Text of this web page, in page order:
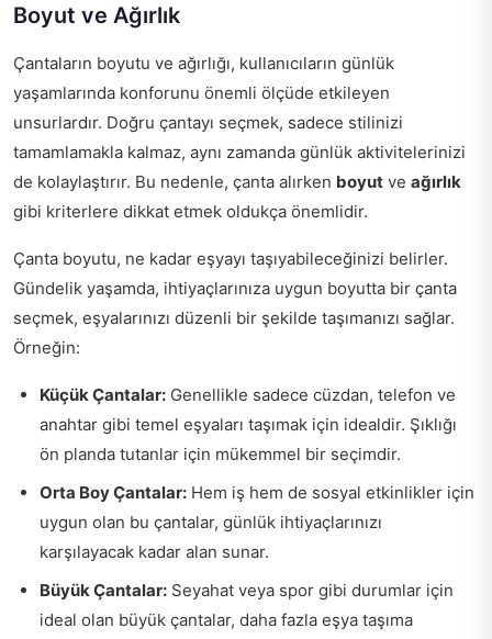
Boyut ve Ağırlık
Çantaların boyutu ve ağırlığı, kullanıcıların günlük
yaşamlarında konforunu önemli ölçüde etkileyen
unsurlardır. Doğru çantayı seçmek, sadece stilinizi
tamamlamakla kalmaz, aynı zamanda günlük aktivitelerinizi
de kolaylaştırır. Bu nedenle, çanta alırken boyut ve ağırlık
gibi kriterlere dikkat etmek oldukça önemlidir.
Çanta boyutu, ne kadar eşyayı taşıyabileceğinizi belirler.
Gündelik yaşamda, ihtiyaçlarınıza uygun boyutta bir çanta
seçmek, eşyalarınızı düzenli bir şekilde taşımanızı sağlar.
Örneğin:
Küçük Çantalar: Genellikle sadece cüzdan, telefon ve
anahtar gibi temel eşyaları taşımak için idealdir. Şıklığı
ön planda tutanlar için mükemmel bir seçimdir.
Orta Boy Çantalar: Hem iş hem de sosyal etkinlikler için
uygun olan bu çantalar, günlük ihtiyaçlarınızı
karşılayacak kadar alan sunar.
Büyük Çantalar: Seyahat veya spor gibi durumlar için
ideal olan büyük çantalar, daha fazla eşya taşıma